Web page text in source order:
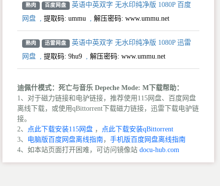
熟肉 百度网盘
英语中英双字 无水印纯净版 1080P 百度
网盘 , 提取码: ummu , 解压密码: www.ummu.net
熟肉 迅雷网盘
英语中英双字 无水印纯净版 1080P 迅雷
网盘 , 提取码: 9hu9 , 解压密码: www.ummu.net
迪佩什模式：死亡与音乐 Depeche Mode: M下载帮助：
1、对于磁力链接和电驴链接，推荐使用115网盘、百度网盘
离线下载，或使用qBittorrent下载磁力链接，迅雷下载电驴链
接。
2、 点此下载安装115网盘 ， 点此下载安装qBittorrent
3、 电脑版百度网盘离线指南， 手机版百度网盘离线指南
4、如本站页面打开困难，可访问镜像站 docu-hub.com